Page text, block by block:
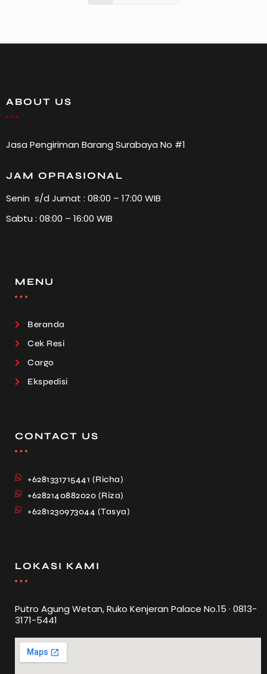
ABOUT US
Jasa Pengiriman Barang Surabaya No #1
JAM OPRASIONAL
Senin s/d Jumat : 08:00 – 17:00 WIB
Sabtu : 08:00 – 16:00 WIB
MENU
Beranda
Cek Resi
Cargo
Ekspedisi
CONTACT US
+6281331715441 (Richa)
+6282140882020 (Riza)
+6281230973044 (Tasya)
LOKASI KAMI
Putro Agung Wetan, Ruko Kenjeran Palace No.15 · 0813-
3171-5441